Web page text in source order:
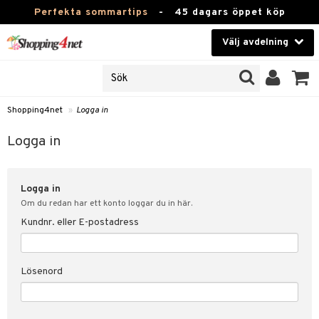
Perfekta sommartips - 45 dagars öppet köp
Välj avdelning
Kontaktlinser
Hälsokost
Fitness
Hem & Inredning
Leksaker, Barn & Baby
Varumärken
Shopping4net » Logga in
Logga in
Logga in
Om du redan har ett konto loggar du in här.
Kundnr. eller E-postadress
Lösenord
svar